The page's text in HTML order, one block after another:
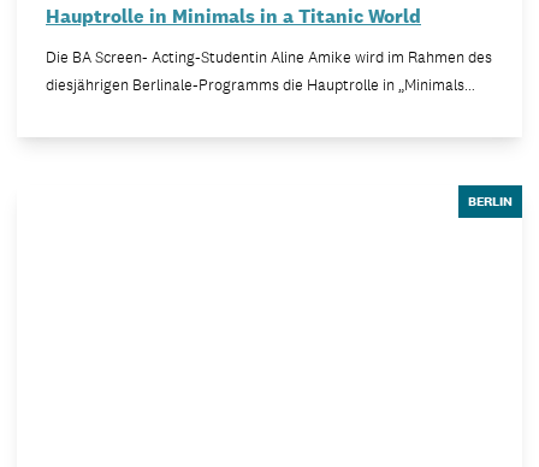
Hauptrolle in Minimals in a Titanic World
Die BA Screen- Acting-Studentin Aline Amike wird im Rahmen des
diesjährigen Berlinale-Programms die Hauptrolle in „Minimals…
BERLIN